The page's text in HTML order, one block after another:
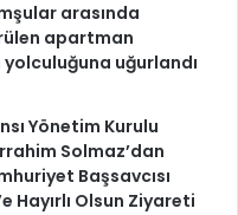
arasında
apartman
uğurlandı
Yönetim Kurulu
Solmaz’dan
Başsavcısı
Hayırlı Olsun Ziyareti